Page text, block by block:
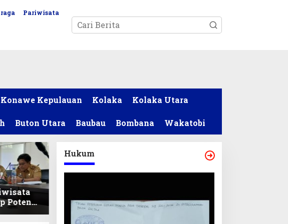
Pariwisata
Konawe Kepulauan Kolaka Kolaka Utara
Buton Utara Baubau Bombana Wakatobi
Potensi
Hukum